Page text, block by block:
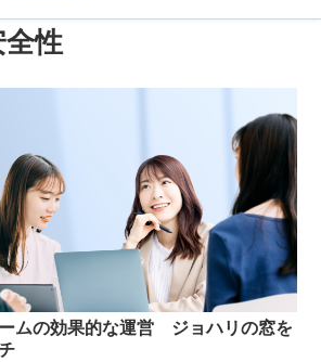
性
ムの効果的な運営 ジョハリの窓を